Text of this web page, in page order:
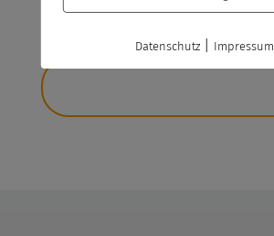
Datenschutz| Impressum